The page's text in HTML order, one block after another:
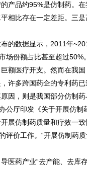
产品约95%是仿制药。
相比存在一定差距。三
数据显示，2011年
场份额占比甚至超过
额医疗开支。然而在我
许多跨国药企的专利药
因，则是我国部分仿制药
厅印发《关于开展仿制
展仿制药质量和疗效一
评价工作。“开展仿制药
药产业“去产能、去库